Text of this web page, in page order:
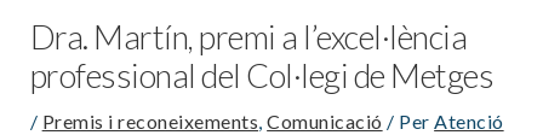
Dra. Martín, premi a l’excel·lència
professional del Col·legi de Metges
/ Premis i reconeixements,Comunicació / Per Atenció